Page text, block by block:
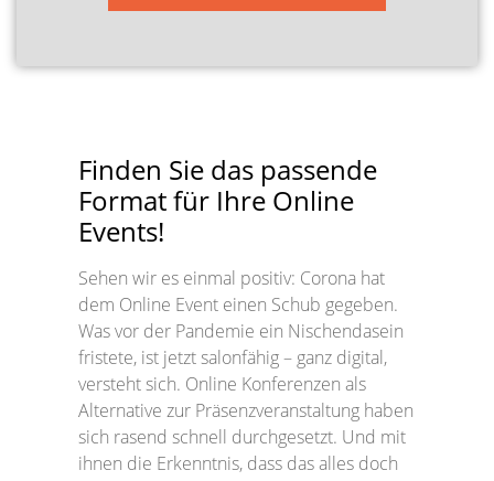
Finden Sie das passende
Format für Ihre Online
Events!
Sehen wir es einmal positiv: Corona hat
dem Online Event einen Schub gegeben.
Was vor der Pandemie ein Nischendasein
fristete, ist jetzt salonfähig – ganz digital,
versteht sich. Online Konferenzen als
Alternative zur Präsenzveranstaltung haben
sich rasend schnell durchgesetzt. Und mit
ihnen die Erkenntnis, dass das alles doch